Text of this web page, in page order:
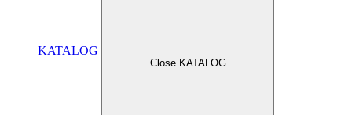
KATALOG
Close KATALOG